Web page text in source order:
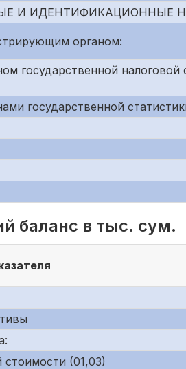
И ИДЕНТИФИКАЦИОННЫЕ
органом:
государственной налоговой
государственной
баланс в тыс. сум.
стоимости (01,03)